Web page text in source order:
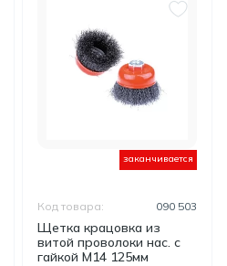
заканчивается
Щетка крацовка из
витой проволоки нас. с
гайкой М14 125мм
Код товара: 090 503